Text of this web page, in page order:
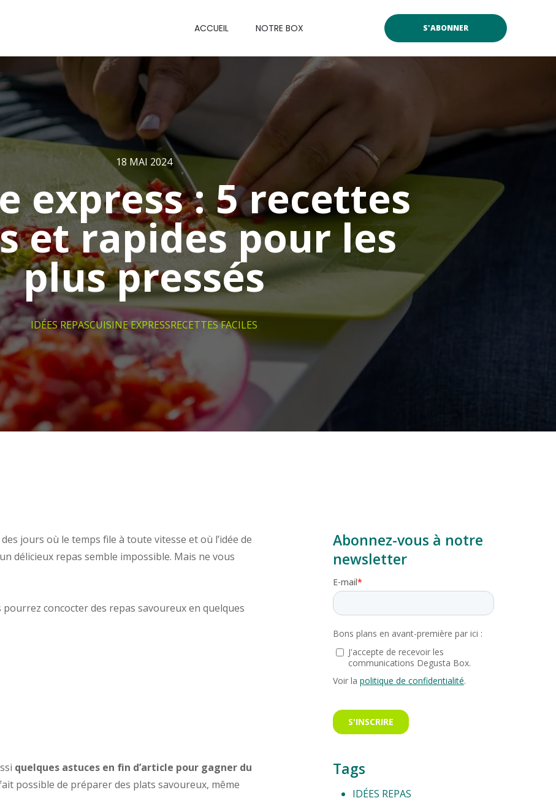
ACCUEIL NOTRE BOX S'ABONNER
18 MAI 2024
express : 5 recettes
et rapides pour les
plus pressés
IDÉES REPASCUISINE EXPRESSRECETTES FACILES
jours où le temps file à toute vitesse et où l’idée de
délicieux repas semble impossible. Mais ne vous
pourrez concocter des repas savoureux en quelques
quelques astuces en fin d’article pour gagner du
possible de préparer des plats savoureux, même
Abonnez-vous à notre
newsletter
Tags
IDÉES REPAS